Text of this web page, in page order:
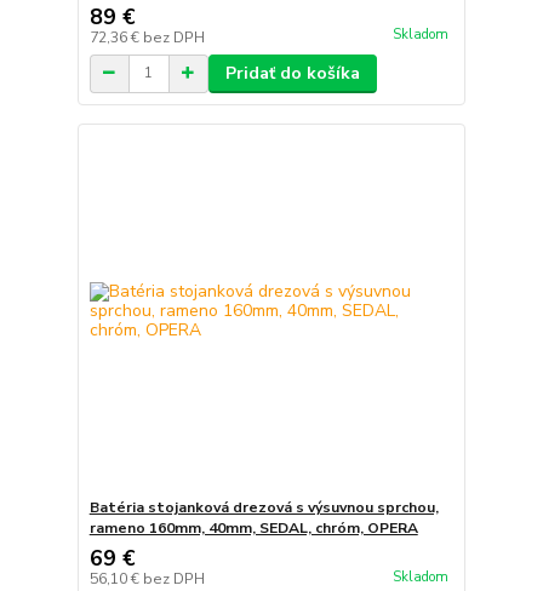
89 €
72,36 € bez DPH Skladom
Pridať do košíka
Batéria stojanková drezová s výsuvnou sprchou,
rameno 160mm, 40mm, SEDAL, chróm, OPERA
69 €
56,10 € bez DPH Skladom